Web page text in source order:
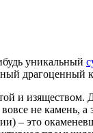
уникальный
драгоценный
и
не камень,
– это